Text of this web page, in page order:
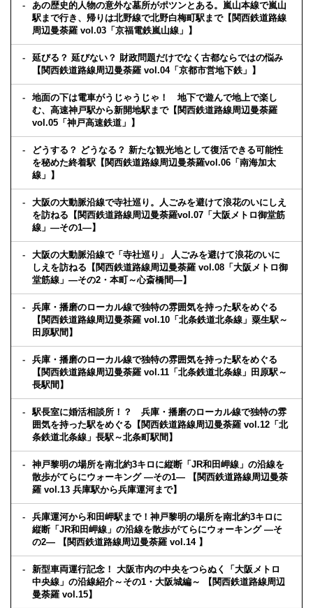
あの歴史的人物の意外な墓所がポツンとある。嵐山本線で嵐山
駅まで行き、帰りは北野線で北野白梅町駅まで【関西鉄道路線
周辺曼荼羅 vol.03「京福電鉄嵐山線」】
延びる？ 延びない？ 財政問題だけでなく古都ならではの悩み
【関西鉄道路線周辺曼荼羅 vol.04「京都市営地下鉄」】
地面の下は電車がうじゃうじゃ！ 地下で遊んで地上で楽し
む、高速神戸駅から新開地駅まで【関西鉄道路線周辺曼荼羅
vol.05「神戸高速鉄道」】
どうする？ どうなる？ 新たな観光地として復活できる可能性
を秘めた終着駅【関西鉄道路線周辺曼荼羅vol.06「南海加太
線」】
大阪の大動脈沿線で寺社巡り。人ごみを避けて浪花のいにしえ
を訪ねる【関西鉄道路線周辺曼荼羅vol.07「大阪メトロ御堂筋
線」—その1—】
大阪の大動脈沿線で「寺社巡り」 人ごみを避けて浪花のいに
しえを訪ねる【関西鉄道路線周辺曼荼羅 vol.08「大阪メトロ御
堂筋線」—その2・本町～心斎橋間—】
兵庫・播磨のローカル線で独特の雰囲気を持った駅をめぐる
【関西鉄道路線周辺曼荼羅 vol.10「北条鉄道北条線」粟生駅～
田原駅間】
兵庫・播磨のローカル線で独特の雰囲気を持った駅をめぐる
【関西鉄道路線周辺曼荼羅 vol.11「北条鉄道北条線」田原駅～
長駅間】
駅長室に婚活相談所！？ 兵庫・播磨のローカル線で独特の雰
囲気を持った駅をめぐる【関西鉄道路線周辺曼荼羅 vol.12「北
条鉄道北条線」長駅～北条町駅間】
神戸黎明の場所を南北約3キロに縦断「JR和田岬線」の沿線を
散歩がてらにウォーキング ―その1― 【関西鉄道路線周辺曼荼
羅 vol.13 兵庫駅から兵庫運河まで】
兵庫運河から和田岬駅まで！神戸黎明の場所を南北約3キロに
縦断「JR和田岬線」の沿線を散歩がてらにウォーキング ―そ
の2― 【関西鉄道路線周辺曼荼羅 vol.14 】
新型車両運行記念！ 大阪市内の中央をつらぬく「大阪メトロ
中央線」の沿線紹介～その1・大阪城編～ 【関西鉄道路線周辺
曼荼羅 vol.15】